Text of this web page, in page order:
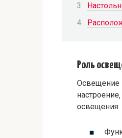
Роль
Освещение
освещения: